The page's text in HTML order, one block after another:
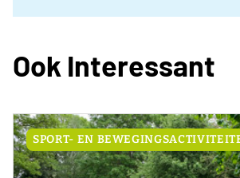
Ook Interessant
SPORT- EN